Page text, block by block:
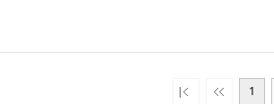
1